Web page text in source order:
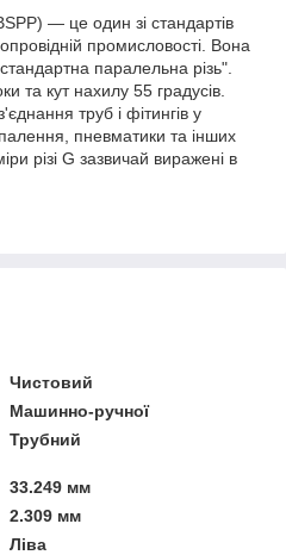
— це один зі стандартів
промисловості. Вона
паралельна різь".
та кут нахилу 55 градусів.
труб і фітингів у
пневматики та інших
різі G зазвичай виражені в
Чистовий
Машинно-ручної
Трубний
33.249 мм
2.309 мм
Ліва